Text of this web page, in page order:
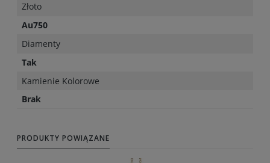
Złoto
Au750
Diamenty
Tak
Kamienie Kolorowe
Brak
PRODUKTY POWIĄZANE